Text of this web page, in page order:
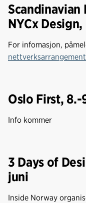
Scandinavian
NYCx Design,
For infomasjon,
Oslo First, 8.-
Info kommer
3 Days of
juni
Inside Norway